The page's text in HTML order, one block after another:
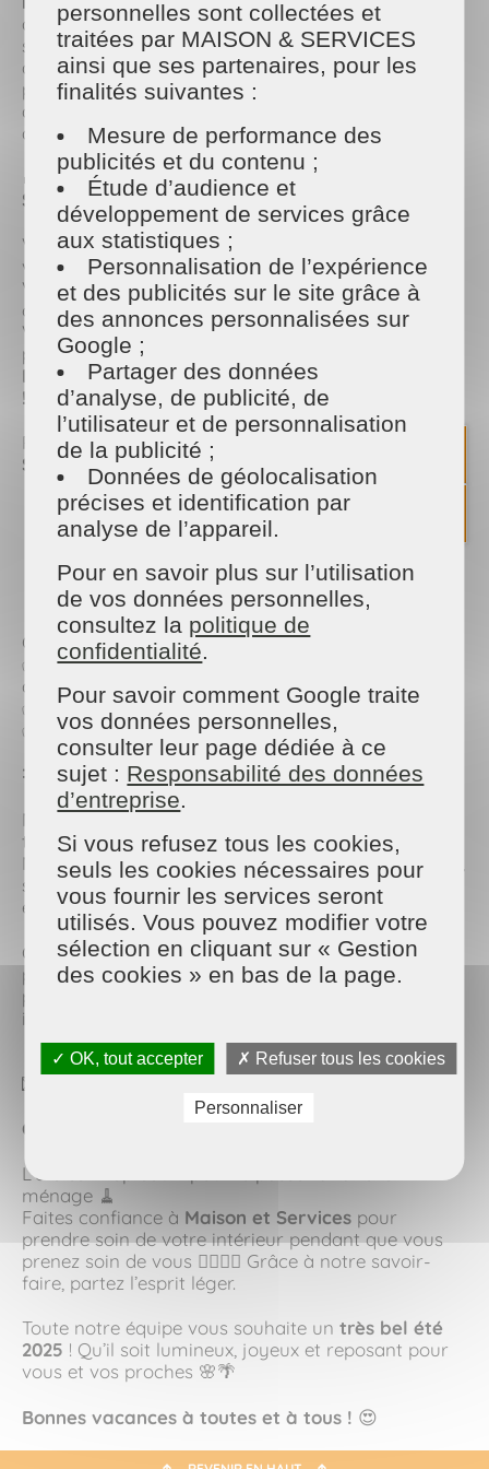
aussi la saison des séjours en résidences
secondaires, des locations saisonnières, des retours
de plage pleins de sable… et parfois du petit stress
pour que tout soit parfait à votre arrivée (ou au
départ de vos vacanciers) 😅 Et c’est justement là
que nous intervenons !
🧽 Et si vous laissiez le ménage à Maison et
Services cet été ?
Vous partez en vacances et souhaitez retrouver
votre maison impeccable à votre retour ?
Vous louez votre résidence secondaire et voulez
offrir à vos locataires un accueil irréprochable ?
Vous avez une maison de vacances et voulez en
profiter à 100 %, sans les corvées ?
Bonne nouvelle : nos équipes s’occupent de tout
!
Pendant toute la période estivale,
Servicespropose :
Duménage ponctuel ou régulier
L’entretien de résidences secondaires
locataires
Laremise en étatavant ou après la saison 🌊
Concrètement :
✅ Une maison propre et accueillante dès votre
arrivée
✅ Un nettoyage complet entre deux locations
✅ Des prestations sur-mesure selon vos besoins
🤝 Une équipe pro, fiable et à votre écoute
Nos intervenants sont formés, discrets, efficaces et
toujours de bonne humeur 😊
Nous intervenons dans le respect de votre intérieur,
selon vos attentes et vos contraintes. Chaque client
est unique, chaque maison l’est aussi !
Contactez-nous dès maintenant pour planifier vos
prestations d’été 🗓️ Nous vous accompagnons avec
plaisir, que ce soit pour un devis gratuit, une
intervention ponctuelle ou un suivi sur la durée.
02 97 61 83 30
💌msvannes@maison-et-services.com
Cet été, soufflez… on s’occupe du reste
L’été est trop court pour le passer à faire le
ménage 🧹
Faites confiance à Maison et Services pour
prendre soin de votre intérieur pendant que vous
prenez soin de vous 💆‍♂️💆‍♀️ Grâce à notre savoir-
faire, partez l’esprit léger.
Toute notre équipe vous souhaite un très bel été
2025 ! Qu’il soit lumineux, joyeux et reposant pour
vous et vos proches 🌸🌴
Bonnes vacances à toutes et à tous ! 😍
personnelles sont collectées et
traitées par MAISON & SERVICES
ainsi que ses partenaires, pour les
finalités suivantes :
Mesure de performance des
publicités et du contenu ;
Étude d’audience et
développement de services grâce
aux statistiques ;
Personnalisation de l’expérience
et des publicités sur le site grâce à
des annonces personnalisées sur
Google ;
Partager des données
d’analyse, de publicité, de
l’utilisateur et de personnalisation
de la publicité ;
Données de géolocalisation
précises et identification par
analyse de l’appareil.
Pour en savoir plus sur l’utilisation
de vos données personnelles,
consultez la politique de
confidentialité
Pour savoir comment Google traite
vos données personnelles,
consulter leur page dédiée à ce
sujet : Responsabilité des données
d’entreprise
Si vous refusez tous les cookies,
seuls les cookies nécessaires pour
vous fournir les services seront
utilisés. Vous pouvez modifier votre
sélection en cliquant sur « Gestion
des cookies » en bas de la page.
✓ OK, tout accepter ✗ Refuser tous les cookies
Personnaliser